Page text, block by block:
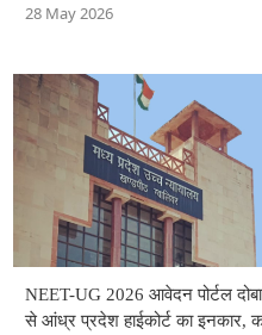
28 May 2026
NEET-UG 2026 आवेदन पोर्टल
से आंध्र प्रदेश हाईकोर्ट का इनकार,